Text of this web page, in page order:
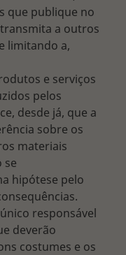
que publique no
a outros
limitando a,
e serviços
pelos
desde já, que a
sobre os
materiais
se
hipótese pelo
responsável
deverão
costumes e os